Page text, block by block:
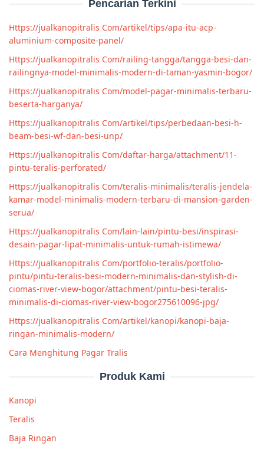
Pencarian Terkini
Https://jualkanopitralis Com/artikel/tips/apa-itu-acp-
aluminium-composite-panel/
Https://jualkanopitralis Com/railing-tangga/tangga-besi-dan-
railingnya-model-minimalis-modern-di-taman-yasmin-bogor/
Https://jualkanopitralis Com/model-pagar-minimalis-terbaru-
beserta-harganya/
Https://jualkanopitralis Com/artikel/tips/perbedaan-besi-h-
beam-besi-wf-dan-besi-unp/
Https://jualkanopitralis Com/daftar-harga/attachment/11-
pintu-teralis-perforated/
Https://jualkanopitralis Com/teralis-minimalis/teralis-jendela-
kamar-model-minimalis-modern-terbaru-di-mansion-garden-
serua/
Https://jualkanopitralis Com/lain-lain/pintu-besi/inspirasi-
desain-pagar-lipat-minimalis-untuk-rumah-istimewa/
Https://jualkanopitralis Com/portfolio-teralis/portfolio-
pintu/pintu-teralis-besi-modern-minimalis-dan-stylish-di-
ciomas-river-view-bogor/attachment/pintu-besi-teralis-
minimalis-di-ciomas-river-view-bogor275610096-jpg/
Https://jualkanopitralis Com/artikel/kanopi/kanopi-baja-
ringan-minimalis-modern/
Cara Menghitung Pagar Tralis
Produk Kami
Kanopi
Teralis
Baja Ringan